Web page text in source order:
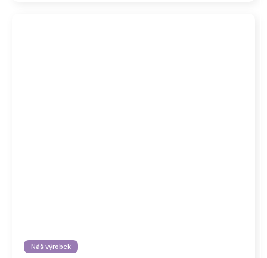
Náš výrobek